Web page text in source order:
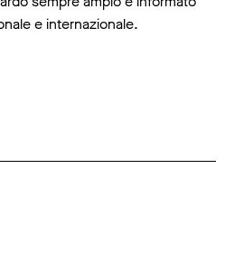
e internazionale.